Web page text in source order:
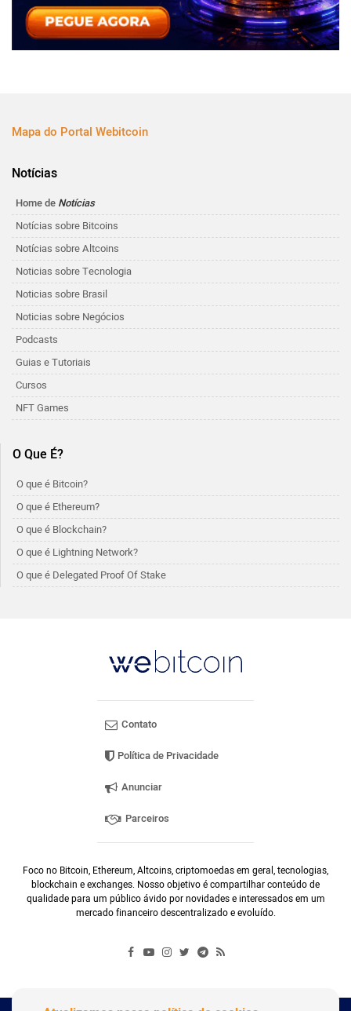
Mapa do Portal Webitcoin
Notícias
Home de Notícias
Notícias sobre Bitcoins
Notícias sobre Altcoins
Noticias sobre Tecnologia
Noticias sobre Brasil
Noticias sobre Negócios
Podcasts
Guias e Tutoriais
Cursos
NFT Games
O Que É?
O que é Bitcoin?
O que é Ethereum?
O que é Blockchain?
O que é Lightning Network?
O que é Delegated Proof Of Stake
Contato
Política de Privacidade
Anunciar
Parceiros
Foco no Bitcoin, Ethereum, Altcoins, criptomoedas em geral, tecnologias,
blockchain e exchanges. Nosso objetivo é compartilhar conteúdo de
qualidade para um público ávido por novidades e interessados em um
mercado financeiro descentralizado e evoluído.